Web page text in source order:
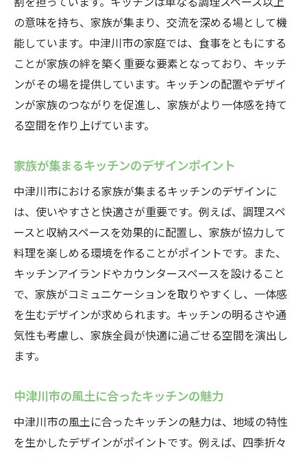
中津川市での家づくりのポイント
家族のライフスタイルに合ったキッチン設
計
間取りに応じたキッチン配置のアイディア
キッチンを中心に据えた家づくりの実例
中津川市で快適なキッチンを実現する方法
キッチンデザイン
有限会社キマタのデザインコンセプト
中津川市の風土に合ったキッチンの提案
最新トレンドを取り入れたキッチンアイデ
ィア
使いやすさを追求したキッチン設計
家族みんなが満足するキッチンデザイン
中津川市での人気キッチンデザイン事例
自然素材を使ったキッチンデザイン
中津川市の風土に合ったカラースキーム
自然光を取り入れたキッチンレイアウト
の意味を持ち、家族が集まり、交流を深める場として機
能しています。中津川市の家庭では、食事をともにする
ことが家族の絆を築く重要な要素となっており、キッチ
ンがその場を提供しています。キッチンの配置やデザイ
ンが家族のつながりを促進し、家族がより一体感を持て
る空間を作り上げています。
家族が集まるキッチンのデザインポイント
中津川市における家族が集まるキッチンのデザインに
は、使いやすさと快適さが重要です。例えば、調理スペ
ースと収納スペースを効果的に配置し、家族が協力して
料理を楽しめる環境を作ることがポイントです。また、
キッチンアイランドやカウンタースペースを設けること
で、家族がコミュニケーションを取りやすくし、一体感
を生むデザインが求められます。キッチンの明るさや通
気性も考慮し、家族全員が快適に過ごせる空間を演出し
ます。
中津川市の風土に合ったキッチンの魅力
中津川市の風土に合ったキッチンの魅力は、地域の特性
を生かしたデザインがポイントです。例えば、四季折々